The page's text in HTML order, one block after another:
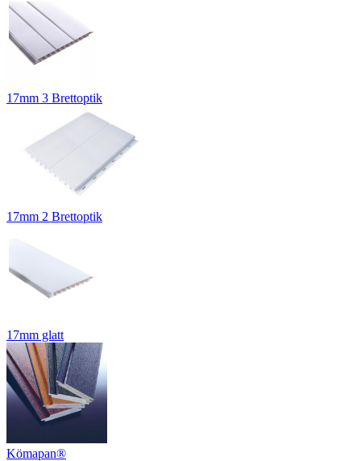
17mm 3 Brettoptik
17mm 2 Brettoptik
17mm glatt
Kömapan®